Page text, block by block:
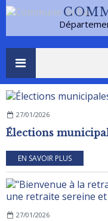
27/01/2026
Élections
EN SAVOIR PLUS
27/01/2026